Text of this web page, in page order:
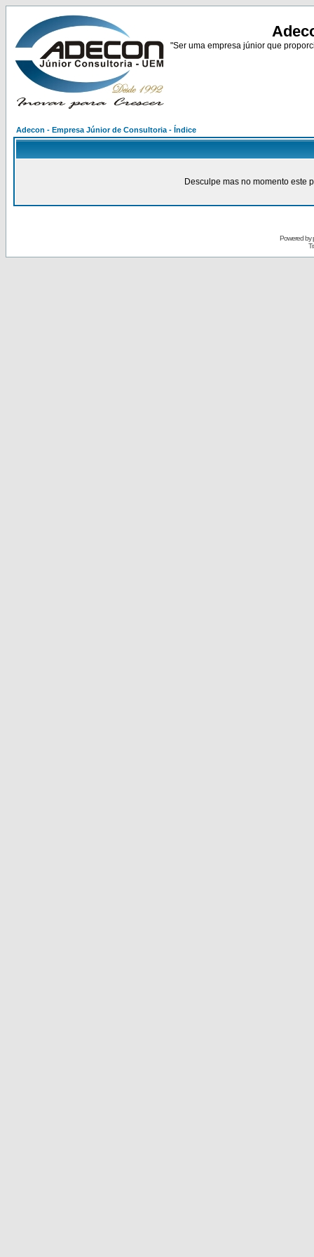
"Ser uma empresa júnior que
Adecon - Empresa Júnior de Consultoria - Índice
Desculpe mas no momento este
Powered by